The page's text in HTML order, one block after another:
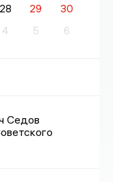
28 29
30
4 5 6
Седов